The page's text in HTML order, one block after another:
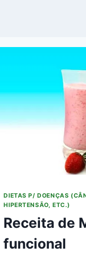
DIETAS P/ DOENÇAS
HIPERTENSÃO, ETC.)
Receita de
funcional